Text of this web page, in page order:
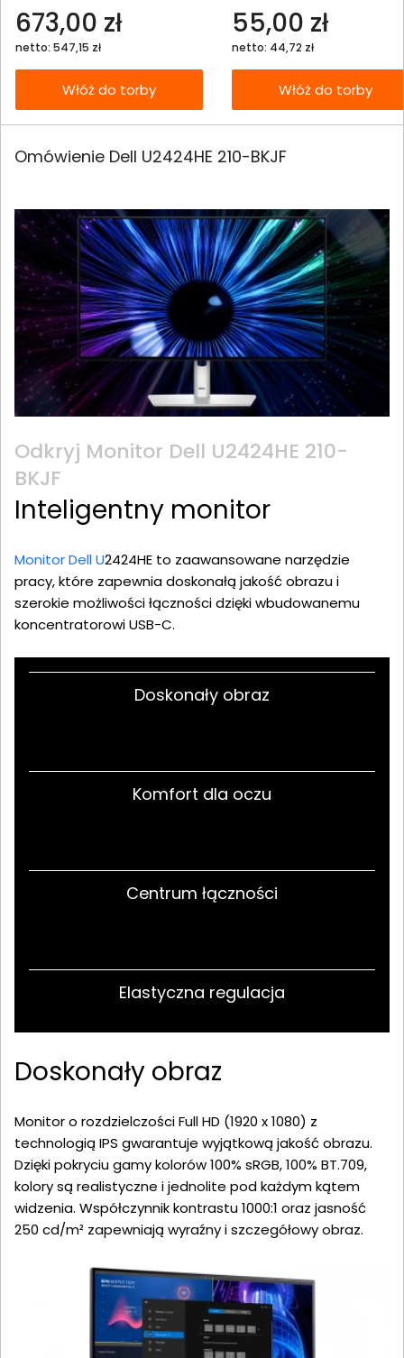
673,00 zł
netto: 547,15 zł
Włóż do torby
55,00 zł
netto: 44,72 zł
Włóż do torby
Omówienie Dell U2424HE 210-BKJF
Odkryj Monitor Dell U2424HE 210-
BKJF
Inteligentny monitor
Monitor Dell U2424HE to zaawansowane narzędzie
pracy, które zapewnia doskonałą jakość obrazu i
szerokie możliwości łączności dzięki wbudowanemu
koncentratorowi USB-C.
Doskonały obraz
Komfort dla oczu
Centrum łączności
Elastyczna regulacja
Doskonały obraz
Monitor o rozdzielczości Full HD (1920 x 1080) z
technologią IPS gwarantuje wyjątkową jakość obrazu.
Dzięki pokryciu gamy kolorów 100% sRGB, 100% BT.709,
kolory są realistyczne i jednolite pod każdym kątem
widzenia. Współczynnik kontrastu 1000:1 oraz jasność
250 cd/m² zapewniają wyraźny i szczegółowy obraz.